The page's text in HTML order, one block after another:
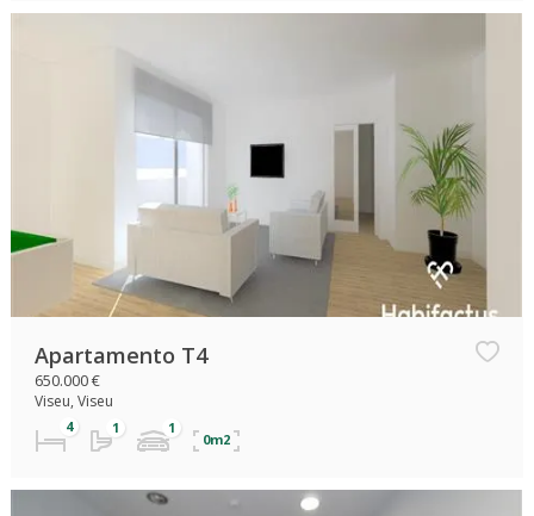
Apartamento T4
650.000 €
Viseu, Viseu
0m2